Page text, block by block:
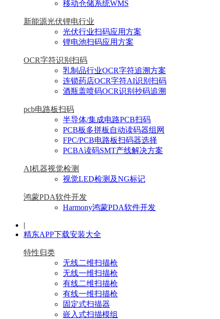
移动仓储系统WMS
新能源光伏锂电行业
光伏行业扫码应用方案
锂电池扫码应用方案
OCR字符识别扫码
乳制品行业OCR字符追溯方案
连锁药店OCR字符AI识别扫码
酒瓶盖喷码OCR识别抄码追溯
pcb电路板扫码
半导体/集成电路PCB扫码
PCB板多拼板自动读码器组网
FPC/PCB电路板扫码器选择
PCBA读码SMT产线解决方案
AI机器视觉检测
视觉LED检测及NG标记
鸿蒙PDA软件开发
Harmony鸿蒙PDA软件开发
|
精东APP下载安装大全
特性归类
无线二维扫描枪
无线一维扫描枪
有线二维扫描枪
有线一维扫描枪
固定式扫描器
嵌入式扫描模组